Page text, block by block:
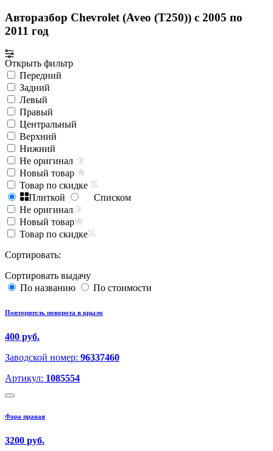
Авторазбор Chevrolet (Aveo (T250)) с 2005 по
2011 год
Открыть фильтр
Передний
Задний
Левый
Правый
Центральный
Верхний
Нижний
Не оригинал
Новый товар
Товар по скидке
Плиткой
Списком
Не оригинал
Новый товар
Товар по скидке
Сортировать:
Сортировать выдачу
По названию
По стоимости
Повторитель поворота в крыло
400 руб.
Заводской номер: 96337460
Артикул: 1085554
Фара правая
3200 руб.